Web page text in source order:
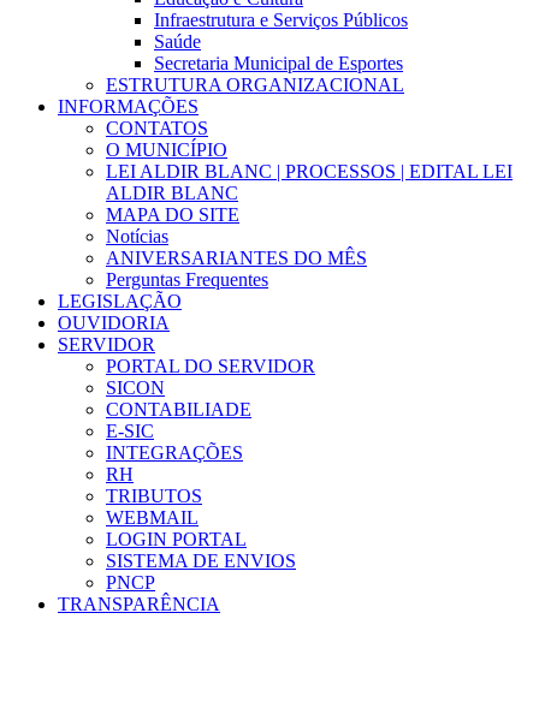
Infraestrutura e Serviços Públicos
Saúde
Secretaria Municipal de Esportes
ESTRUTURA ORGANIZACIONAL
INFORMAÇÕES
CONTATOS
O MUNICÍPIO
LEI ALDIR BLANC | PROCESSOS | EDITAL LEI
ALDIR BLANC
MAPA DO SITE
Notícias
ANIVERSARIANTES DO MÊS
Perguntas Frequentes
LEGISLAÇÃO
OUVIDORIA
SERVIDOR
PORTAL DO SERVIDOR
SICON
CONTABILIADE
E-SIC
INTEGRAÇÕES
RH
TRIBUTOS
WEBMAIL
LOGIN PORTAL
SISTEMA DE ENVIOS
PNCP
TRANSPARÊNCIA